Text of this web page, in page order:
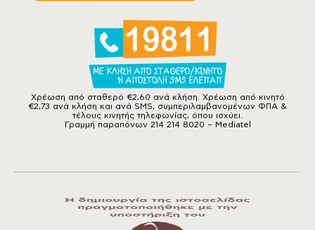
Χρέωση από σταθερό €2,60 ανά κλήση. Χρέωση από κινητό
€2,73 ανά κλήση και ανά SMS, συμπεριλαμβανομένων ΦΠΑ &
τέλους κινητής τηλεφωνίας, όπου ισχύει.
Γραμμή παραπόνων 214 214 8020 – Mediatel